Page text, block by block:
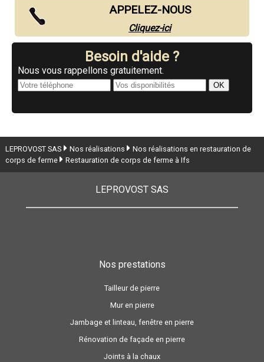
APPELEZ-NOUS
Cliquez-ici
Besoin d'aide ?
Nous vous rappellons gratuitement.
LEPROVOST SAS Nos réalisations
Nos réalisations en restauration de
corps de ferme
Restauration de corps de ferme à Ifs
LEPROVOST SAS
Nos prestations
Tailleur de pierre
Mur en pierre
Jambage et linteau, fenêtre en pierre
Rénovation de façade en pierre
Joints à la chaux